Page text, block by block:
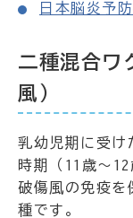
日本脳炎予
二種混合ワ
風）
乳幼児期に受け
時期（11歳～
破傷風の免疫を
種です。